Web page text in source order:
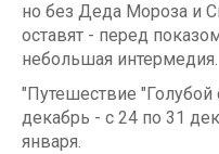
но без Деда Мороза и
оставят - перед
небольшая интермедия.
"Путешествие "Голубой
декабрь - с 24 по 31
января.